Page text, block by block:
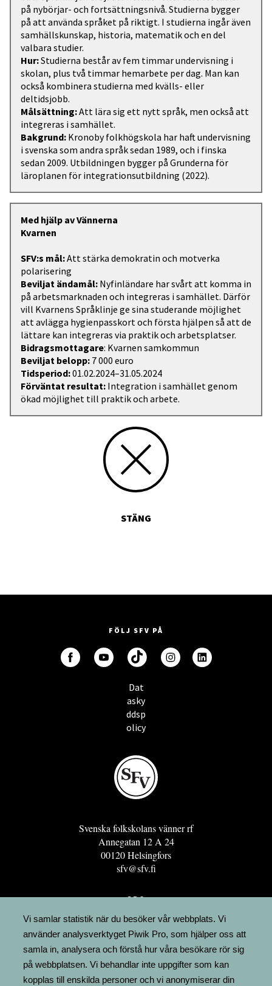
på nybörjar- och fortsättningsnivå. Studierna bygger
på att använda språket på riktigt. I studierna ingår även
samhällskunskap, historia, matematik och en del
valbara studier.
Hur:Studierna består av fem timmar undervisning i
skolan, plus två timmar hemarbete per dag. Man kan
också kombinera studierna med kvälls- eller
deltidsjobb.
Målsättning:Att lära sig ett nytt språk, men också att
integreras i samhället.
Bakgrund: Kronoby folkhögskola har haft undervisning
i svenska som andra språk sedan 1989, och i finska
sedan 2009. Utbildningen bygger på Grunderna för
läroplanen för integrationsutbildning (2022).
Med hjälp av Vännerna
Kvarnen
SFV:s mål:Att stärka demokratin och motverka
polarisering
Beviljat ändamål: Nyfinländare har svårt att komma in
på arbetsmarknaden och integreras i samhället. Därför
vill Kvarnens Språklinje ge sina studerande möjlighet
att avlägga hygienpasskort och första hjälpen så att de
lättare kan integreras via praktik och arbetsplatser.
Bidragsmottagare: Kvarnen samkommun
Beviljat belopp: 7 000 euro
Tidsperiod:01.02.2024–31.05.2024
Förväntat resultat: Integration i samhället genom
ökad möjlighet till praktik och arbete.
STÄNG
FÖLJ SFV PÅ
Dat
asky
ddsp
olicy
Svenska folkskolans vänner rf
Annegatan 12 A 24
00120 Helsingfors
sfv@sfv.fi
GRO
FÖRENINGSRESURSEN
MINNESRUNOR.FI
UPPSLAGSVERKET FINLAND
LÄGENHETER
Vi samlar statistik när du besöker vår webbplats. Vi
använder analysverktyget Piwik Pro, som hjälper oss att
samla in, analysera och förstå hur våra besökare rör sig
på webbplatsen. Vi behandlar inte uppgifter som kan
kopplas till enskilda personer och vi anonymiserar din